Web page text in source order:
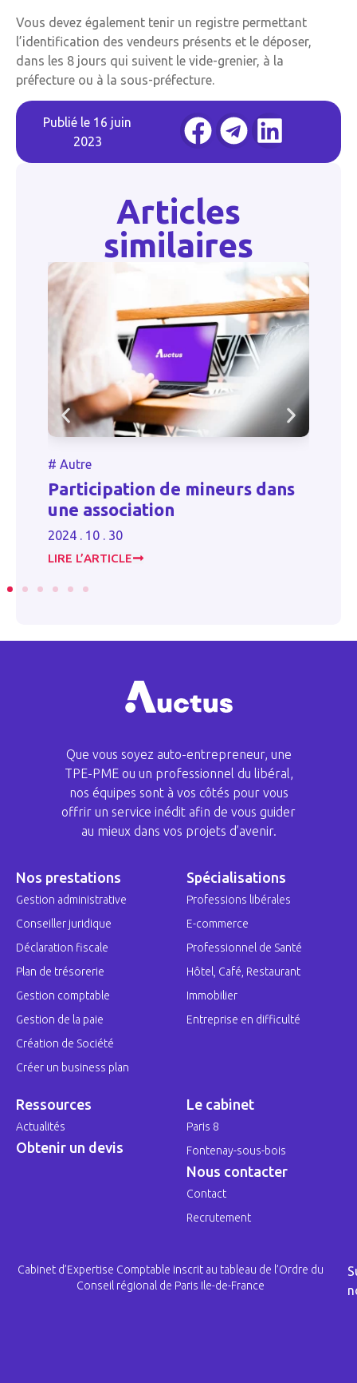
Vous devez également tenir un registre permettant
l’identification des vendeurs présents et le déposer,
dans les 8 jours qui suivent le vide-grenier, à la
préfecture ou à la sous-préfecture.
Publié le 16 juin
2023
Articles
similaires
# Autre
Participation de mineurs dans
une association
2024 . 10 . 30
LIRE L’ARTICLE
Que vous soyez auto-entrepreneur, une
TPE-PME ou un professionnel du libéral,
nos équipes sont à vos côtés pour vous
offrir un service inédit afin de vous guider
au mieux dans vos projets d’avenir.
Nos prestations
Gestion administrative
Conseiller juridique
Déclaration fiscale
Plan de trésorerie
Gestion comptable
Gestion de la paie
Création de Société
Créer un business plan
Spécialisations
Professions libérales
E-commerce
Professionnel de Santé
Hôtel, Café, Restaurant
Immobilier
Entreprise en difficulté
Ressources
Actualités
Obtenir un devis
Le cabinet
Paris 8
Fontenay-sous-bois
Nous contacter
Contact
Recrutement
Cabinet d’Expertise Comptable inscrit au tableau de l’Ordre du
Conseil régional de Paris Ile-de-France